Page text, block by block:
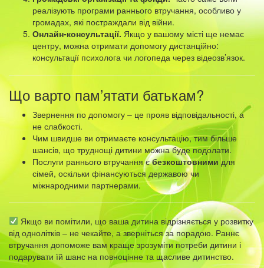
реалізують програми раннього втручання, особливо у
громадах, які постраждали від війни.
Онлайн-консультації. Якщо у вашому місті ще немає
центру, можна отримати допомогу дистанційно:
консультації психолога чи логопеда через відеозв’язок.
Що варто пам’ятати батькам?
Звернення по допомогу – це прояв відповідальності, а
не слабкості.
Чим швидше ви отримаєте консультацію, тим більше
шансів, що труднощі дитини можна буде подолати.
Послуги раннього втручання єбезкоштовними для
сімей, оскільки фінансуються державою чи
міжнародними партнерами.
Якщо ви помітили, що ваша дитина відрізняється у розвитку
від однолітків – не чекайте, а зверніться за порадою. Раннє
втручання допоможе вам краще зрозуміти потреби дитини і
подарувати їй шанс на повноцінне та щасливе дитинство.